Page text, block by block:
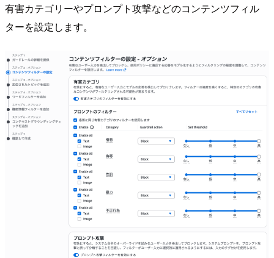
有害カテゴリーやプロンプト攻撃などのコンテンツフィル
ターを設定します。